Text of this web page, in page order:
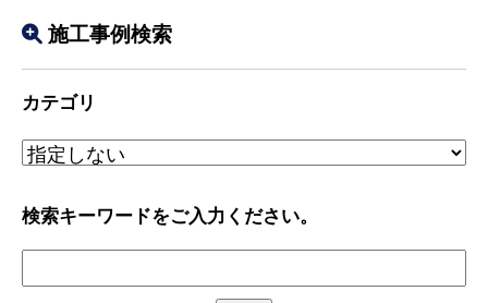
施工事例検索
カテゴリ
検索キーワードをご入力ください。